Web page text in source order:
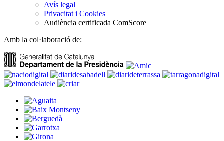
Avís legal
Privacitat i Cookies
Audiència certificada ComScore
Amb la col·laboració de: